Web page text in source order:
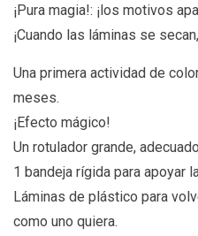
¡Pura magia!: ¡los motivos
¡Cuando las láminas se
Una primera actividad de
meses.
¡Efecto mágico!
Un rotulador grande,
1 bandeja rígida para apoyar
Láminas de plástico para
como uno quiera.